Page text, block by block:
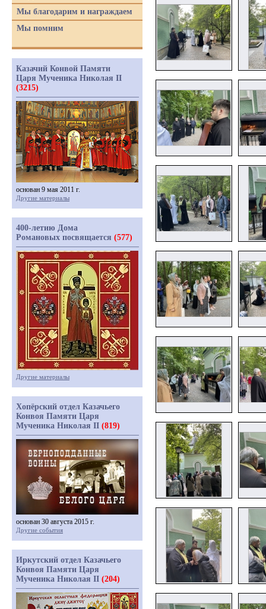
Мы благодарим и награждаем
Мы помним
Казачий Конвой Памяти
Царя Мученика Николая II
(3215)
основан 9 мая 2011 г.
Другие материалы
400-летию Дома
Романовых посвящается (577)
Другие материалы
Хопёрский отдел Казачьего
Конвоя Памяти Царя
Мученика Николая II (819)
основан 30 августа 2015 г.
Другие события
Иркутский отдел Казачьего
Конвоя Памяти Царя
Мученика Николая II (204)